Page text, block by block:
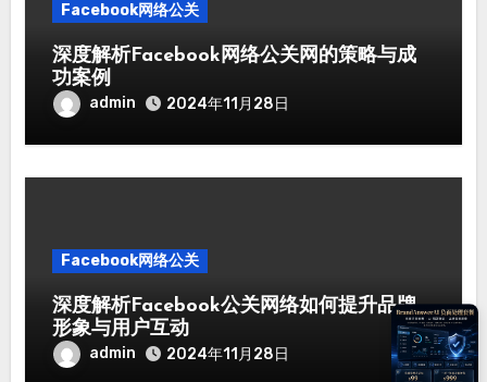
Facebook网络公关
深度解析Facebook网络公关网的策略与成
功案例
admin 2024年11月28日
Facebook网络公关
深度解析Facebook公关网络如何提升品牌
形象与用户互动
admin 2024年11月28日